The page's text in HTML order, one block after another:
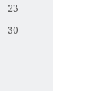
23
30